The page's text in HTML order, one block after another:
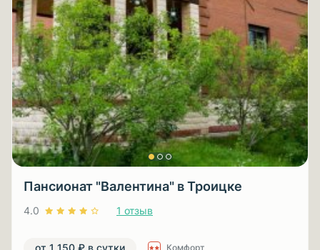
Пансионат "Валентина" в Троицке
4.0 1 отзыв
от 1 150 ₽ в сутки Комфорт